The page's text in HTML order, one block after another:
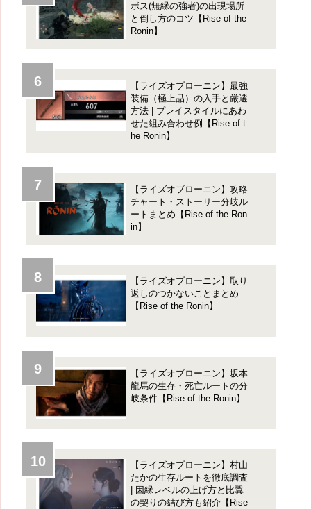
ボス(無縁の強者)の出現場所
と倒し方のコツ【Rise of the
Ronin】
【ライズオブローニン】最強
装備（極上品）の入手と厳選
方法 | プレイスタイルにあわ
せた組み合わせ例【Rise of t
he Ronin】
【ライズオブローニン】攻略
チャート・ストーリー分岐ル
ートまとめ【Rise of the Ron
in】
【ライズオブローニン】取り
返しのつかないことまとめ
【Rise of the Ronin】
【ライズオブローニン】坂本
龍馬の生存・死亡ルートの分
岐条件【Rise of the Ronin】
【ライズオブローニン】村山
たかの生存ルートを徹底調査
| 因縁レベルの上げ方と比翼
の契りの結び方も紹介【Rise